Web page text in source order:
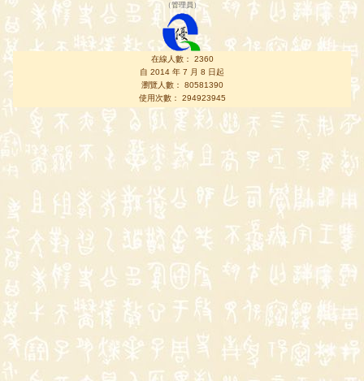
（管理員 ）
在線人數： 2360
自 2014 年 7 月 8 日起
瀏覽人數： 80581390
使用次數： 294923945